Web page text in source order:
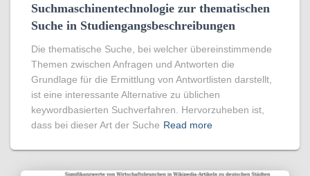
Suchmaschinentechnologie zur thematischen
Suche in Studiengangsbeschreibungen
Die thematische Suche, bei welcher übereinstimmende
Themen zwischen Anfragen und Antworten die
Grundlage für die Ermittlung von Antwortlisten darstellt,
ist eine interessante Alternative zu üblichen
keywordbasierten Suchverfahren. Hervorzuheben ist,
dass bei dieser Art der Suche Read more